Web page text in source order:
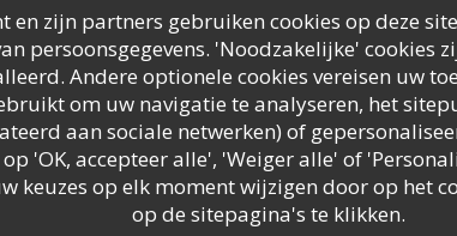
en zijn partners gebruiken cookies op deze
persoonsgegevens. 'Noodzakelijke' cookies
Andere optionele cookies vereisen uw
om uw navigatie te analyseren, het
aan sociale netwerken) of
op 'OK, accepteer alle', 'Weiger alle' of
keuzes op elk moment wijzigen door op het
op de sitepagina's te klikken.
formulier in!